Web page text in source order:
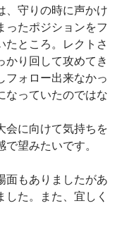
、守りの時に声かけ
ったポジションをフ
たところ。レクトさ
かり回して攻めてき
フォロー出来なかっ
なっていたのではな
会に向けて気持ちを
望みたいです。
面もありましたがあ
した。また、宜しく